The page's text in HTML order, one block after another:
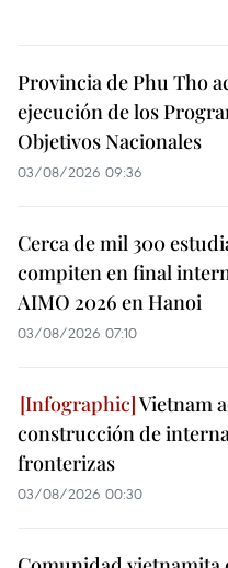
Provincia de Phu Tho
ejecución de los
Objetivos Nacionales
03/08/2026 09:36
Cerca de mil 300
compiten en final
AIMO 2026 en Hanoi
03/08/2026 07:10
Vietnam
construcción de
fronterizas
03/08/2026 00:30